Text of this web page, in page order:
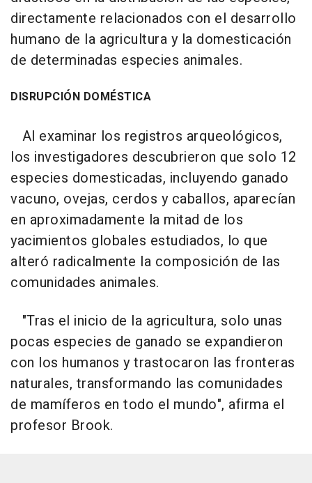
directamente relacionados con el desarrollo
humano de la agricultura y la domesticación
de determinadas especies animales.
DISRUPCIÓN DOMÉSTICA
Al examinar los registros arqueológicos,
los investigadores descubrieron que solo 12
especies domesticadas, incluyendo ganado
vacuno, ovejas, cerdos y caballos, aparecían
en aproximadamente la mitad de los
yacimientos globales estudiados, lo que
alteró radicalmente la composición de las
comunidades animales.
"Tras el inicio de la agricultura, solo unas
pocas especies de ganado se expandieron
con los humanos y trastocaron las fronteras
naturales, transformando las comunidades
de mamíferos en todo el mundo", afirma el
profesor Brook.